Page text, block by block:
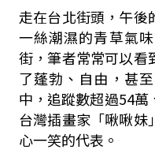
走在台北街頭，午後
一絲潮濕的青草氣
街，筆者常常可以看
了蓬勃、自由，甚
中，追蹤數超過54
台灣插畫家「啾啾
心一笑的代表。